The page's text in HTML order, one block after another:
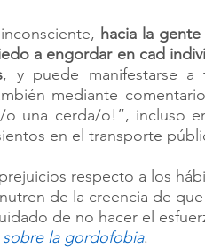
hacia la
a engordar en cad
, y puede manifestarse a
mediante
o una cerda/o!”, incluso
en el transporte
respecto a los
de la creencia de
de no hacer el
sobre la gordofobia.